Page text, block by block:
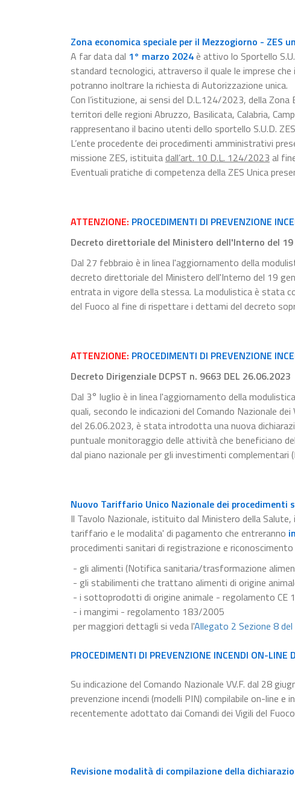
Zona economica speciale per il Mezzogiorno - ZES
A far data dal 1° marzo 2024è attivo lo Sportello
standard tecnologici, attraverso il quale le imprese
potranno inoltrare la richiesta di Autorizzazione unica.
Con l’istituzione, ai sensi del D.L.124/2023, della
territori delle regioni Abruzzo, Basilicata, Calabria,
rappresentano il bacino utenti dello sportello S.U.D.
L’ente procedente dei procedimenti amministrativi
missione ZES, istituitadall’art. 10 D.L. 124/2023 al
Eventuali pratiche di competenza della ZES Unica
ATTENZIONE: PROCEDIMENTI DI PREVENZIONE
Decreto direttoriale del Ministero dell'Interno del
Dal 27 febbraio è in linea l'aggiornamento della
decreto direttoriale del Ministero dell'Interno del 19
entrata in vigore della stessa. La modulistica è stata
del Fuoco al fine di rispettare i dettami del decreto
ATTENZIONE: PROCEDIMENTI DI PREVENZIONE
Decreto Dirigenziale DCPST n. 9663 DEL 26.06.2023
Dal 3° luglio è in linea l'aggiornamento della
quali, secondo le indicazioni del Comando Nazionale
del 26.06.2023, è stata introdotta una nuova
puntuale monitoraggio delle attività che beneficiano
dal piano nazionale per gli investimenti complementari
Nuovo Tariffario Unico Nazionale dei procedimenti
Il Tavolo Nazionale, istituito dal Ministero della
tariffario e le modalita' di pagamento che entreranno
procedimenti sanitari di registrazione e riconoscimento
- gli alimenti (Notifica sanitaria/trasformazione
- gli stabilimenti che trattano alimenti di origine
- i sottoprodotti di origine animale - regolamento CE
- i mangimi - regolamento 183/2005
per maggiori dettagli si veda l'Allegato 2 Sezione 8
PROCEDIMENTI DI PREVENZIONE INCENDI ON-LINE
Su indicazione del Comando Nazionale VV.F. dal 28
prevenzione incendi (modelli PIN) compilabile on-line e
recentemente adottato dai Comandi dei Vigili del
Revisione modalità di compilazione della